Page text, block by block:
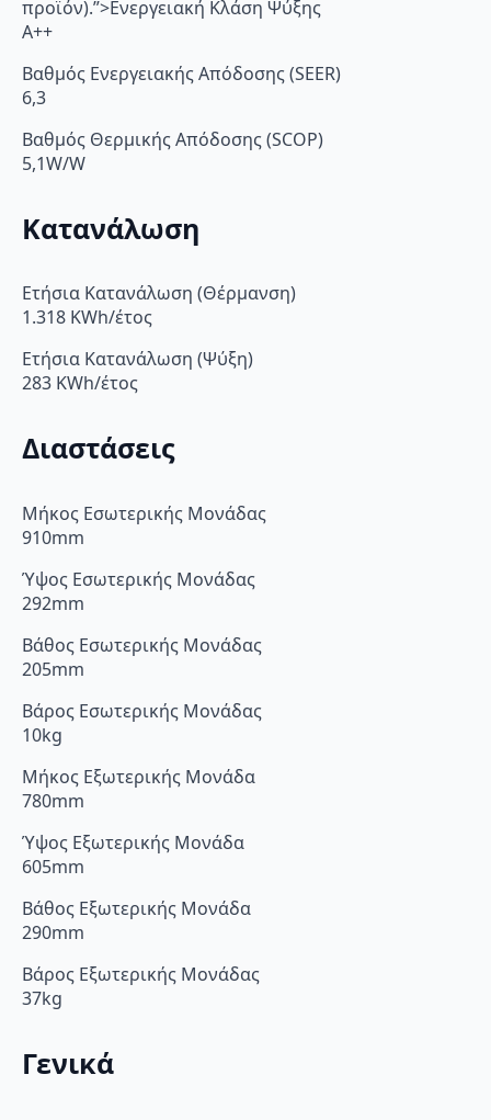
προϊόν).”>Ενεργειακή Κλάση Ψύξης
A++
Βαθμός Ενεργειακής Απόδοσης (SEER)
6,3
Βαθμός Θερμικής Απόδοσης (SCOP)
5,1W/W
Κατανάλωση
Ετήσια Κατανάλωση (Θέρμανση)
1.318 KWh/έτος
Ετήσια Κατανάλωση (Ψύξη)
283 KWh/έτος
Διαστάσεις
Μήκος Εσωτερικής Μονάδας
910mm
Ύψος Εσωτερικής Μονάδας
292mm
Βάθος Εσωτερικής Μονάδας
205mm
Βάρος Εσωτερικής Μονάδας
10kg
Μήκος Εξωτερικής Μονάδα
780mm
Ύψος Εξωτερικής Μονάδα
605mm
Βάθος Εξωτερικής Μονάδα
290mm
Βάρος Εξωτερικής Μονάδας
37kg
Γενικά